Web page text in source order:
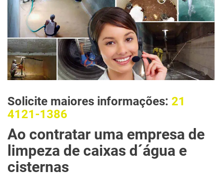
Solicite maiores informações: 21
4121-1386
Ao contratar uma empresa de
limpeza de caixas d´água e
cisternas